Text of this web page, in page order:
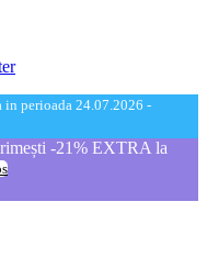
in perioada 24.07.2026 -
-21% EXTRA la